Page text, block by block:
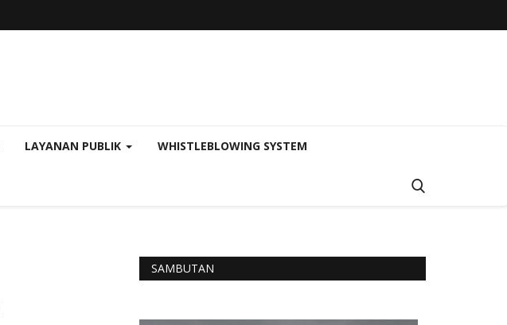
LAYANAN PUBLIK WHISTLEBLOWING SYSTEM
SAMBUTAN